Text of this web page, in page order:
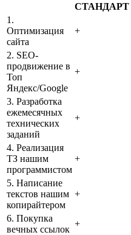
СТАНДАРТ
1.
Оптимизация
сайта
+
2. SEO-
продвижение в
Топ
Яндекс/Google
+
3. Разработка
ежемесячных
технических
заданий
+
4. Реализация
ТЗ нашим
программистом
+
5. Написание
текстов нашим
копирайтером
+
6. Покупка
вечных ссылок
+